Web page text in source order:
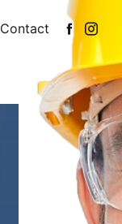
Contact